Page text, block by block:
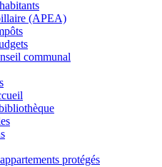
(APEA)
communal
protégés